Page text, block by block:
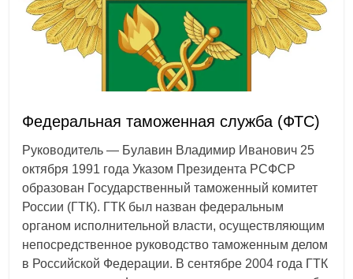
Федеральная таможенная служба (ФТС)
Руководитель — Булавин Владимир Иванович 25
октября 1991 года Указом Президента РСФСР
образован Государственный таможенный комитет
России (ГТК). ГТК был назван федеральным
органом исполнительной власти, осуществляющим
непосредственное руководство таможенным делом
в Российской Федерации. В сентябре 2004 года ГТК